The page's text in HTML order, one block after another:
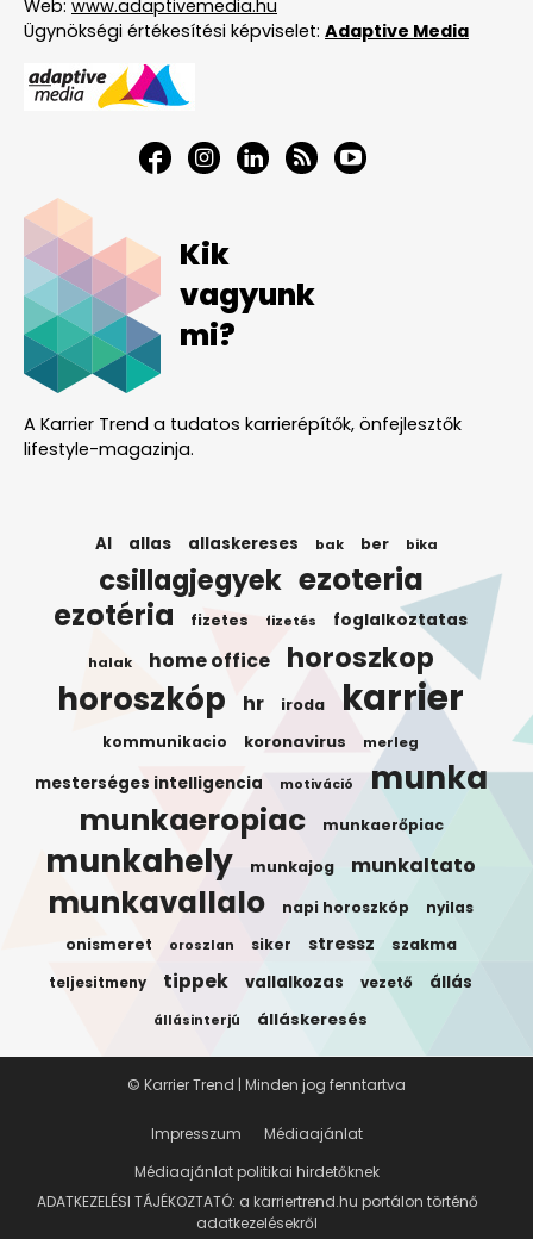
Web: www.adaptivemedia.hu
Ügynökségi értékesítési képviselet: Adaptive Media
Kik
vagyunk
mi?
A Karrier Trend a tudatos karrierépítők, önfejlesztők
lifestyle-magazinja.
AI allas allaskereses bak ber bika
csillagjegyek ezoteria
ezotéria fizetes fizetés foglalkoztatas
halak home office horoszkop
horoszkóp hr iroda karrier
kommunikacio koronavirus merleg
mesterséges intelligencia motiváció munka
munkaeropiac munkaerőpiac
munkahely munkajog munkaltato
munkavallalo napi horoszkóp nyilas
onismeret oroszlan siker stressz szakma
teljesitmeny tippek vallalkozas vezető állás
állásinterjú álláskeresés
Impresszum
Médiaajánlat
Médiaajánlat politikai hirdetőknek
ADATKEZELÉSI TÁJÉKOZTATÓ: a karriertrend.hu portálon történő
adatkezelésekről
© Karrier Trend | Minden jog fenntartva